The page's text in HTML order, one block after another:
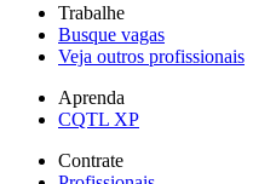
Trabalhe
Busque vagas
Veja outros profissionais
Aprenda
CQTL XP
Contrate